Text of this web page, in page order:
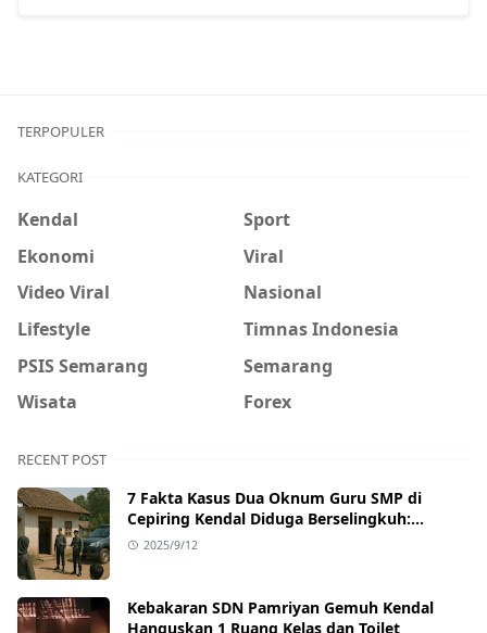
TERPOPULER
KATEGORI
Kendal
Sport
Ekonomi
Viral
Video Viral
Nasional
Lifestyle
Timnas Indonesia
PSIS Semarang
Semarang
Wisata
Forex
RECENT POST
7 Fakta Kasus Dua Oknum Guru SMP di
Cepiring Kendal Diduga Berselingkuh:
Kronologi, Pengakuan, hingga Sanksi
2025/9/12
Kebakaran SDN Pamriyan Gemuh Kendal
Hanguskan 1 Ruang Kelas dan Toilet